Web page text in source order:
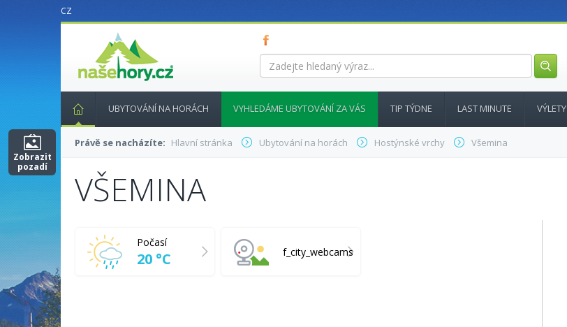
CZ
nasehory.cz
Zadejte
hledaný
UBYTOVÁNÍ NA HORÁCH VYHLEDÁME UBYTOVÁNÍ ZA VÁS TIP TÝDNE LAST MINUTE VÝLETY
Právě se nacházíte: Hlavní stránka Ubytování na horách Hostýnské vrchy Všemina
VŠEMINA
Počasí
20 °C f_city_webcams
Zobrazit
pozadí